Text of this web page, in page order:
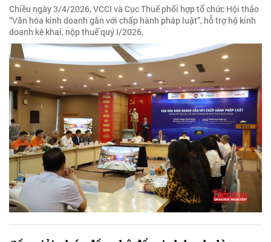
Chiều ngày 3/4/2026, VCCI và Cục Thuế phối hợp tổ chức Hội thảo
“Văn hóa kinh doanh gắn với chấp hành pháp luật”, hỗ trợ hộ kinh
doanh kê khai, nộp thuế quý I/2026.